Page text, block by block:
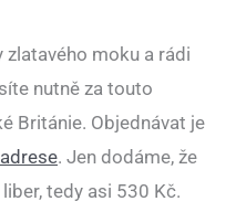
moku a rádi
nutně za touto
Británie. Objednávat je
. Jen dodáme, že
tedy asi 530 Kč.